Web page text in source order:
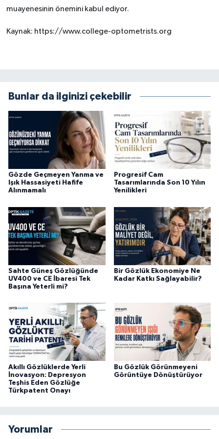
muayenesinin önemini kabul ediyor.
Kaynak: https://www.college-optometrists.org
Bunlar da ilginizi çekebilir
Gözde Geçmeyen Yanma ve
Işık Hassasiyeti Hafife
Alınmamalı
Progresif Cam
Tasarımlarında Son 10 Yılın
Yenilikleri
Sahte Güneş Gözlüğünde
UV400 ve CE İbaresi Tek
Başına Yeterli mi?
Bir Gözlük Ekonomiye Ne
Kadar Katkı Sağlayabilir?
Akıllı Gözlüklerde Yerli
İnovasyon: Depresyon
Teşhis Eden Gözlüğe
Türkpatent Onayı
Bu Gözlük Görünmeyeni
Görüntüye Dönüştürüyor
Yorumlar